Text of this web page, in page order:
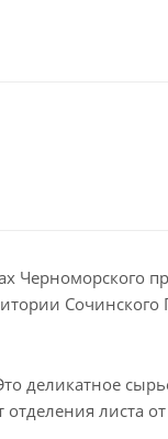
Черноморского
Сочинского
деликатное
листа от